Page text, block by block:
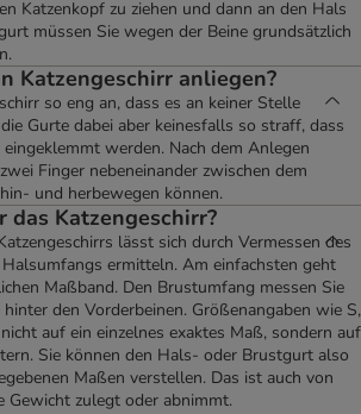
Katzenkopf zu ziehen und dann an den Hals
müssen Sie wegen der Beine grundsätzlich
Katzengeschirr anliegen?
so eng an, dass es an keiner Stelle
Gurte dabei aber keinesfalls so straff, dass
werden. Nach dem Anlegen
Finger nebeneinander zwischen dem
und herbewegen können.
das Katzengeschirr?
lässt sich durch Vermessen des
ermitteln. Am einfachsten geht
Maßband. Den Brustumfang messen Sie
den Vorderbeinen. Größenangaben wie S,
auf ein einzelnes exaktes Maß, sondern auf
Sie können den Hals- oder Brustgurt also
Maßen verstellen. Das ist auch von
Gewicht zulegt oder abnimmt.